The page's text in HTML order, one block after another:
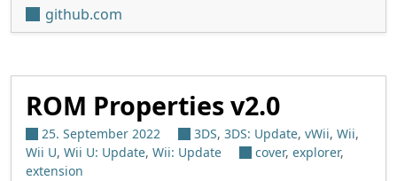
github.com
ROM Properties v2.0
25. September 2022 3DS, 3DS: Update, vWii, Wii,
Wii U, Wii U: Update, Wii: Update cover, explorer,
extension